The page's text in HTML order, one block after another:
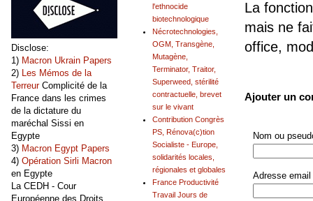
La
mais ne
office,
Ajouter un
Nom ou
Adresse email
l'ethnocide
biotechnologique
Nécrotechnologies,
OGM, Transgène,
Mutagène,
Terminator, Traitor,
Superweed, stérilité
contractuelle, brevet
sur le vivant
Contribution Congrès
PS, Rénova(c)tion
Socialiste - Europe,
solidarités locales,
régionales et globales
France Productivité
Travail Jours de
Disclose:
1) Macron Ukrain Papers
2) Les Mémos de la
TerreurComplicité de la
France dans les crimes
de la dictature du
maréchal Sissi en
Egypte
3) Macron Egypt Papers
4) Opération Sirli Macron
en Egypte
La CEDH - Cour
Européenne des Droits